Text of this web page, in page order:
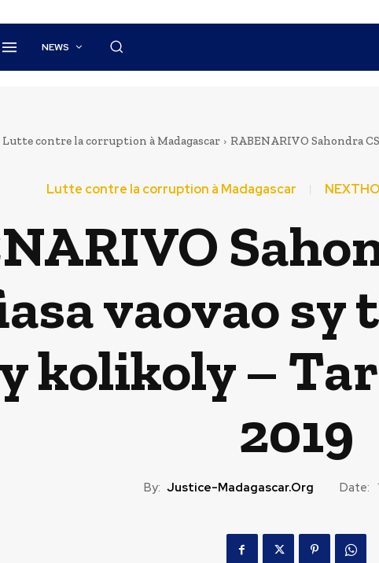
NEWS
Lutte contre la corruption à Madagascar RABENARIVO Sahondra
Lutte contre la corruption à Madagascar
vaovao sy
kolikoly –
2019
By: Justice-Madagascar.org Date: